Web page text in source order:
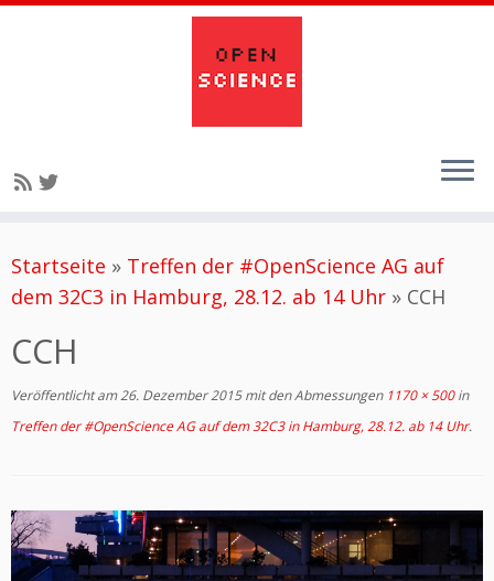
Inhalt
springen
Startseite » Treffen der #OpenScience AG auf
dem 32C3 in Hamburg, 28.12. ab 14 Uhr » CCH
CCH
Veröffentlicht am26. Dezember 2015mit den Abmessungen1170 × 500in
Treffen der #OpenScience AG auf dem 32C3 in Hamburg, 28.12. ab 14 Uhr.